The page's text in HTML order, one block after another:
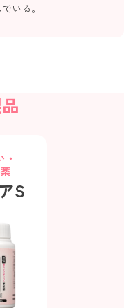
いる。
S